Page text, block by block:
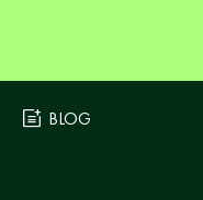
BLOG